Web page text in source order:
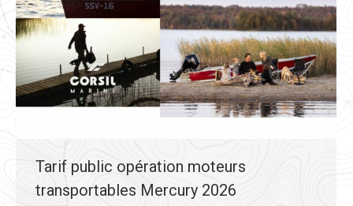
Tarif public opération moteurs
transportables Mercury 2026